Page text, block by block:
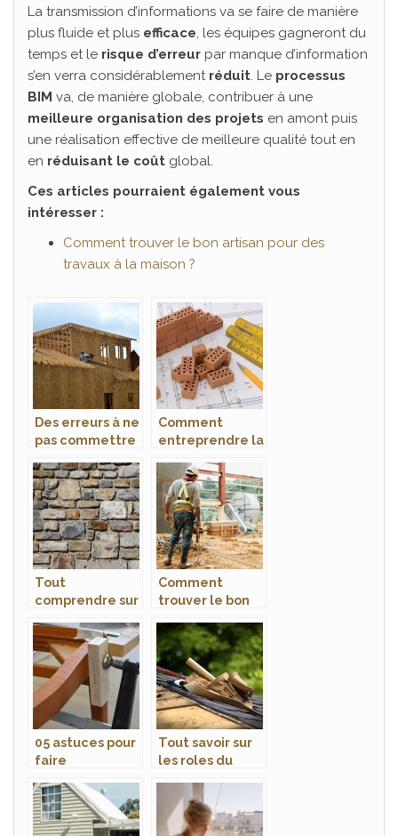
La transmission d’informations va se faire de manière
plus fluide et plus efficace, les équipes gagneront du
temps et le risque d’erreur par manque d’information
s’en verra considérablement réduit. Le processus
BIM va, de manière globale, contribuer à une
meilleure organisation des projets en amont puis
une réalisation effective de meilleure qualité tout en
en réduisant le coût global.
Ces articles pourraient également vous
intéresser :
Comment trouver le bon artisan pour des
travaux à la maison ?
Des erreurs à ne
pas commettre
rénovation de
votre maison
Comment
entreprendre la
votre maison
avec un
architecte ?
Tout
comprendre sur
maçonnerie
d’une maison
Comment
trouver le bon
travaux à la
maison ?
05 astuces pour
faire
travaux de
menuiserie
Tout savoir sur
les roles du